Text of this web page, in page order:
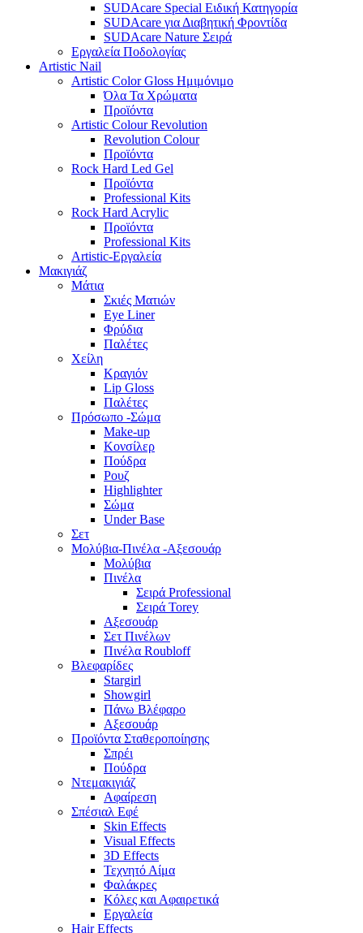
SUDAcare Special Ειδική Κατηγορία
SUDAcare για Διαβητική Φροντίδα
SUDAcare Nature Σειρά
Εργαλεία Ποδολογίας
Artistic Nail
Artistic Color Gloss Ημιμόνιμο
Όλα Τα Χρώματα
Προϊόντα
Artistic Colour Revolution
Revolution Colour
Προϊόντα
Rock Hard Led Gel
Προϊόντα
Professional Kits
Rock Hard Acrylic
Προϊόντα
Professional Kits
Artistic-Εργαλεία
Μακιγιάζ
Μάτια
Σκιές Ματιών
Eye Liner
Φρύδια
Παλέτες
Χείλη
Κραγιόν
Lip Gloss
Παλέτες
Πρόσωπο -Σώμα
Make-up
Κονσίλερ
Πούδρα
Ρουζ
Highlighter
Σώμα
Under Base
Σετ
Μολύβια-Πινέλα -Αξεσουάρ
Μολύβια
Πινέλα
Σειρά Professional
Σειρά Torey
Αξεσουάρ
Σετ Πινέλων
Πινέλα Roubloff
Βλεφαρίδες
Stargirl
Showgirl
Πάνω Βλέφαρο
Αξεσουάρ
Προϊόντα Σταθεροποίησης
Σπρέι
Πούδρα
Ντεμακιγιάζ
Αφαίρεση
Σπέσιαλ Εφέ
Skin Effects
Visual Effects
3D Effects
Τεχνητό Αίμα
Φαλάκρες
Κόλες και Αφαιρετικά
Εργαλεία
Hair Effects